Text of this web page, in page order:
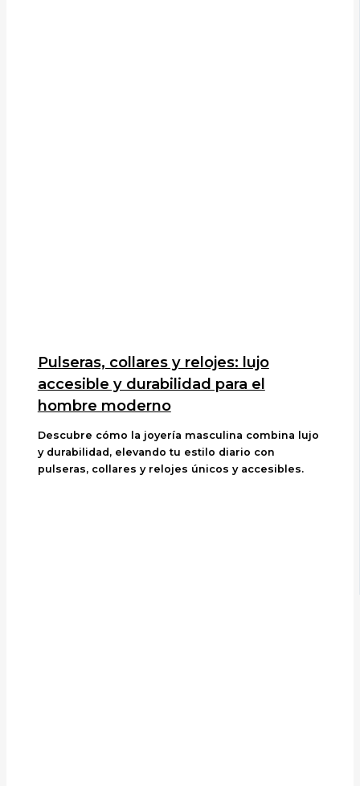
Pulseras, collares y relojes: lujo
accesible y durabilidad para el
hombre moderno
Descubre cómo la joyería masculina combina lujo
y durabilidad, elevando tu estilo diario con
pulseras, collares y relojes únicos y accesibles.